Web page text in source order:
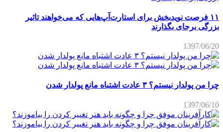
۱۱ فرصت نویدبخش برای استارت‌آپ‌هایی که می‌خواهند تاثیر
بزرگی برجای بگذارند
1397/06/20
چرا من پولدار نیستم؟ ۳ عادت اشتباه مانع پولدار شدن
1397/06/10